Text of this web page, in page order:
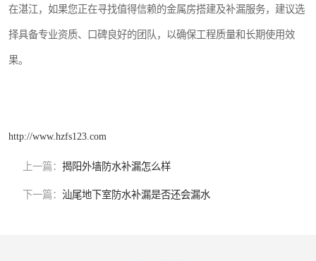
在湛江，如果您正在寻找值得信赖的金属房搭建及补漏服务，建议选
择具备专业资质、口碑良好的团队，以确保工程质量和长期使用效
果。
http://www.hzfs123.com
上一篇： 揭阳外墙防水补漏怎么样
下一篇： 汕尾地下室防水补漏是否还会漏水